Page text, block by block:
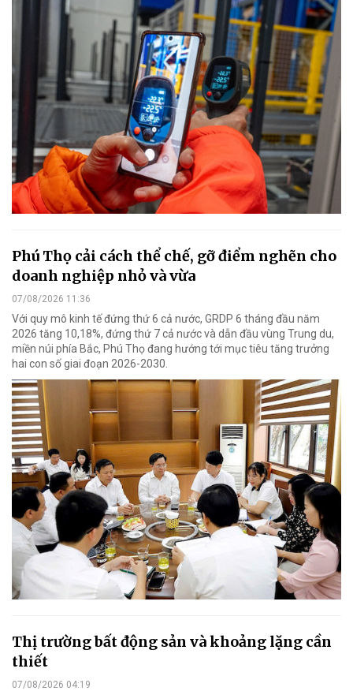
Phú Thọ cải cách thể chế, gỡ điểm nghẽn cho
doanh nghiệp nhỏ và vừa
07/08/2026 11:36
Với quy mô kinh tế đứng thứ 6 cả nước, GRDP 6 tháng đầu năm
2026 tăng 10,18%, đứng thứ 7 cả nước và dẫn đầu vùng Trung du,
miền núi phía Bắc, Phú Thọ đang hướng tới mục tiêu tăng trưởng
hai con số giai đoạn 2026-2030.
Thị trường bất động sản và khoảng lặng cần
thiết
07/08/2026 04:19